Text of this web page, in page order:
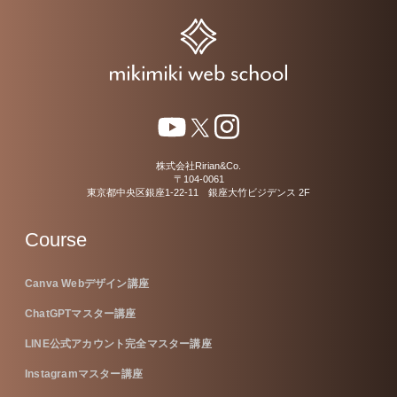
株式会社Ririan&Co.
〒104-0061
東京都中央区銀座1-22-11 銀座大竹ビジデンス 2F
Course
Canva Webデザイン講座
ChatGPTマスター講座
LINE公式アカウント完全マスター講座
Instagramマスター講座